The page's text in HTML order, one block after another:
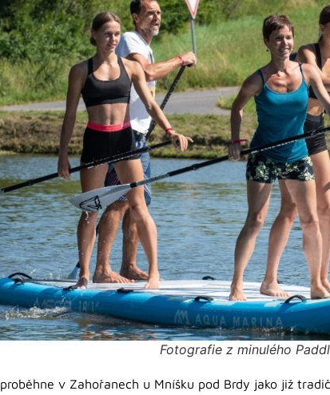
Fotografie z minulého
proběhne v Zahořanech u Mníšku pod Brdy jako již